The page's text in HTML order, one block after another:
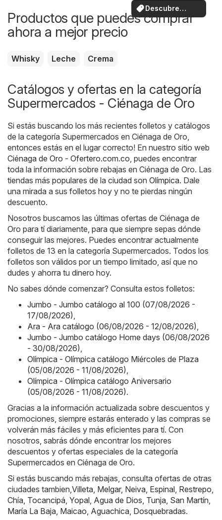
Descubre
ofertas
Productos que puedes comprar
ahora a mejor precio
Whisky Leche Crema
Catálogos y ofertas en la categoría
Supermercados - Ciénaga de Oro
Si estás buscando los más recientes folletos y catálogos
de la categoría Supermercados en Ciénaga de Oro,
entonces estás en el lugar correcto! En nuestro sitio web
Ciénaga de Oro - Ofertero.com.co, puedes encontrar
toda la información sobre rebajas en Ciénaga de Oro. Las
tiendas más populares de la ciudad son Olímpica. Dale
una mirada a sus folletos hoy y no te pierdas ningún
descuento.
Nosotros buscamos las últimas ofertas de Ciénaga de
Oro para tí diariamente, para que siempre sepas dónde
conseguir las mejores. Puedes encontrar actualmente
folletos de 13 en la categoría Supermercados. Todos los
folletos son válidos por un tiempo limitado, así que no
dudes y ahorra tu dinero hoy.
No sabes dónde comenzar? Consulta estos folletos:
Jumbo - Jumbo catálogo al 100 (07/08/2026 -
17/08/2026),
Ara - Ara catálogo (06/08/2026 - 12/08/2026),
Jumbo - Jumbo catálogo Home days (06/08/2026
- 30/08/2026),
Olímpica - Olímpica catálogo Miércoles de Plaza
(05/08/2026 - 11/08/2026),
Olímpica - Olímpica catálogo Aniversario
(05/08/2026 - 11/08/2026).
Gracias a la información actualizada sobre descuentos y
promociones, siempre estarás enterado y las compras se
volverán más fáciles y más eficientes para tí. Con
nosotros, sabrás dónde encontrar los mejores
descuentos y ofertas especiales de la categoría
Supermercados en Ciénaga de Oro.
Si estás buscando más rebajas, consulta ofertas de otras
ciudades tambien,Villeta, Melgar, Neiva, Espinal, Restrepo,
Chía, Tocancipá, Yopal, Agua de Dios, Tunja, San Martín,
María La Baja, Maicao, Aguachica, Dosquebradas.